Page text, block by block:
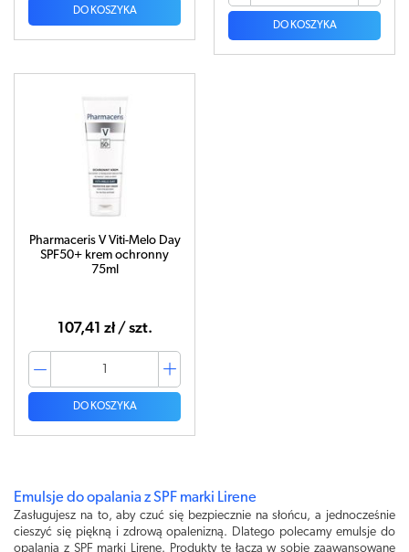
DO KOSZYKA
DO KOSZYKA
Pharmaceris V Viti-Melo Day
SPF50+ krem ochronny
75ml
107,41 zł / szt.
DO KOSZYKA
Emulsje do opalania z SPF marki Lirene
Zasługujesz na to, aby czuć się bezpiecznie na słońcu, a jednocześnie
cieszyć się piękną i zdrową opalenizną. Dlatego polecamy emulsje do
opalania z SPF marki Lirene. Produkty te łączą w sobie zaawansowane